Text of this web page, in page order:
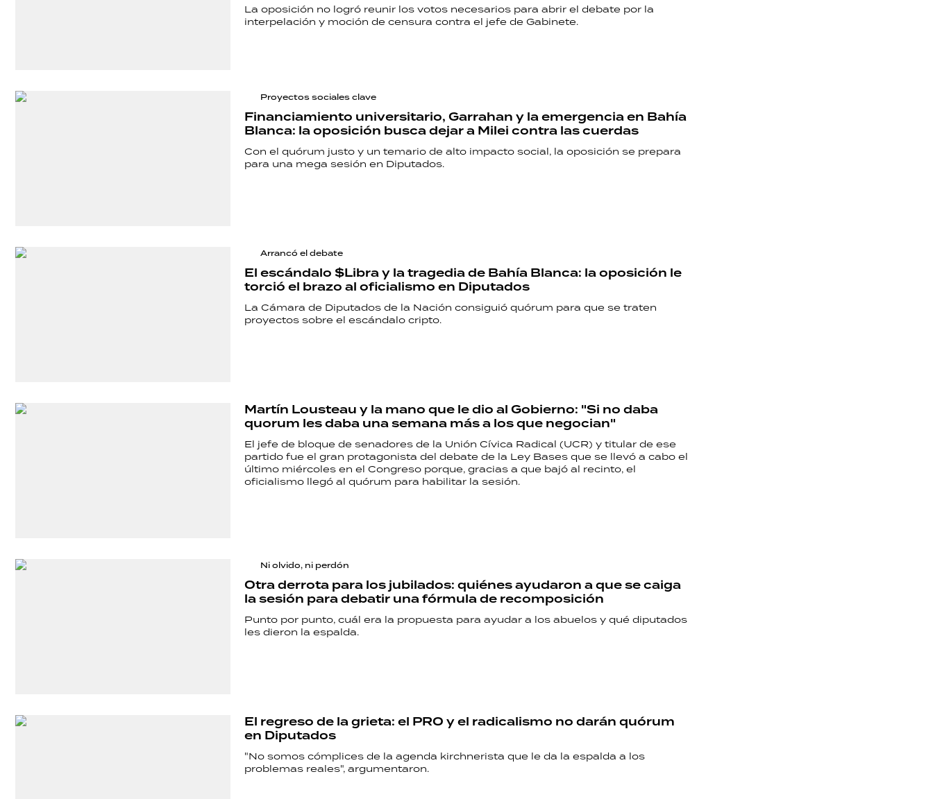
La oposición no logró reunir los votos necesarios para abrir el debate por la
interpelación y moción de censura contra el jefe de Gabinete.
Proyectos sociales clave
Financiamiento universitario, Garrahan y la emergencia en Bahía
Blanca: la oposición busca dejar a Milei contra las cuerdas
Con el quórum justo y un temario de alto impacto social, la oposición se prepara
para una mega sesión en Diputados.
Arrancó el debate
El escándalo $Libra y la tragedia de Bahía Blanca: la oposición le
torció el brazo al oficialismo en Diputados
La Cámara de Diputados de la Nación consiguió quórum para que se traten
proyectos sobre el escándalo cripto.
Martín Lousteau y la mano que le dio al Gobierno: "Si no daba
quorum les daba una semana más a los que negocian"
El jefe de bloque de senadores de la Unión Cívica Radical (UCR) y titular de ese
partido fue el gran protagonista del debate de la Ley Bases que se llevó a cabo el
último miércoles en el Congreso porque, gracias a que bajó al recinto, el
oficialismo llegó al quórum para habilitar la sesión.
Ni olvido, ni perdón
Otra derrota para los jubilados: quiénes ayudaron a que se caiga
la sesión para debatir una fórmula de recomposición
Punto por punto, cuál era la propuesta para ayudar a los abuelos y qué diputados
les dieron la espalda.
El regreso de la grieta: el PRO y el radicalismo no darán quórum
en Diputados
"No somos cómplices de la agenda kirchnerista que le da la espalda a los
problemas reales", argumentaron.
POLÍTICA
ACTUALIDAD
HORÓSCOPO